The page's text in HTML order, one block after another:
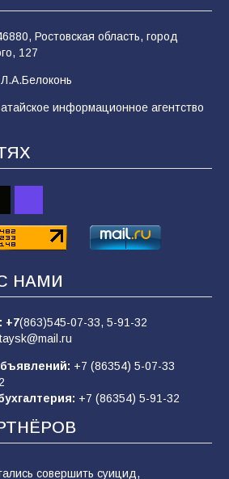
дорожные работы
в России в 2026 году
Госдуме дали ответ
— это
вброс
не возьмёшь»: почему
о мобилизации — это
Ростовская область, город
127
Л.А.Белоконь
информационное агентство
НАМИ
+7(863)545-07-33, 5-91-32
+7 (86354) 5-07-33
+7 (86354) 5-91-32
совершить суицид,